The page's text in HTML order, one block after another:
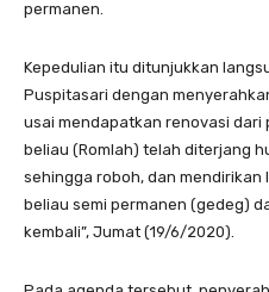
permanen.
Kepedulian itu ditunjukkan
Puspitasari dengan
usai mendapatkan renovasi dari
beliau (Romlah) telah diterjang
sehingga roboh, dan mendirikan
beliau semi permanen (gedeg)
kembali”, Jumat (19/6/2020).